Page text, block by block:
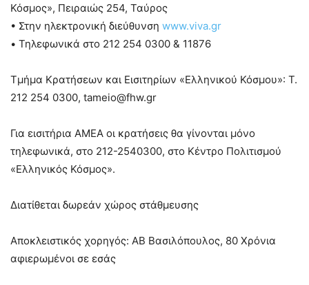
Κόσμος», Πειραιώς 254, Ταύρος
• Στην ηλεκτρονική διεύθυνση www.viva.gr
• Τηλεφωνικά στο 212 254 0300 & 11876
Τμήμα Κρατήσεων και Εισιτηρίων «Ελληνικού Κόσμου»: Τ.
212 254 0300, tameio@fhw.gr
Για εισιτήρια ΑΜΕΑ οι κρατήσεις θα γίνονται μόνο
τηλεφωνικά, στο 212-2540300, στο Κέντρο Πολιτισμού
«Ελληνικός Κόσμος».
Διατίθεται δωρεάν χώρος στάθμευσης
Αποκλειστικός χορηγός: ΑΒ Βασιλόπουλος, 80 Χρόνια
αφιερωμένοι σε εσάς